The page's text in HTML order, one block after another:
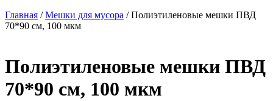
Главная /Мешки для мусора / Полиэтиленовые мешки ПВД
70*90 см, 100 мкм
Полиэтиленовые мешки ПВД
70*90 см, 100 мкм